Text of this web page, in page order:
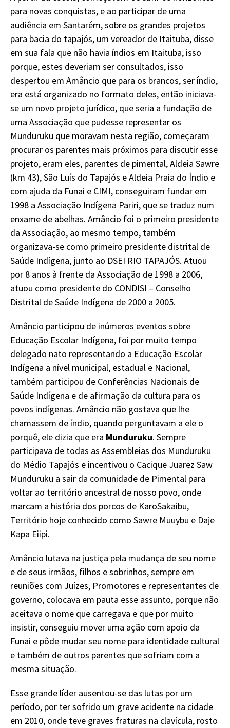
para novas conquistas, e ao participar de uma
audiência em Santarém, sobre os grandes projetos
para bacia do tapajós, um vereador de Itaituba, disse
em sua fala que não havia índios em Itaituba, isso
porque, estes deveriam ser consultados, isso
despertou em Amâncio que para os brancos, ser índio,
era está organizado no formato deles, então iniciava-
se um novo projeto jurídico, que seria a fundação de
uma Associação que pudesse representar os
Munduruku que moravam nesta região, começaram
procurar os parentes mais próximos para discutir esse
projeto, eram eles, parentes de pimental, Aldeia Sawre
(km 43), São Luís do Tapajós e Aldeia Praia do Índio e
com ajuda da Funai e CIMI, conseguiram fundar em
1998 a Associação Indígena Pariri, que se traduz num
enxame de abelhas. Amâncio foi o primeiro presidente
da Associação, ao mesmo tempo, também
organizava-se como primeiro presidente distrital de
Saúde Indígena, junto ao DSEI RIO TAPAJÓS. Atuou
por 8 anos à frente da Associação de 1998 a 2006,
atuou como presidente do CONDISI – Conselho
Distrital de Saúde Indígena de 2000 a 2005.
Amâncio participou de inúmeros eventos sobre
Educação Escolar Indígena, foi por muito tempo
delegado nato representando a Educação Escolar
Indígena a nível municipal, estadual e Nacional,
também participou de Conferências Nacionais de
Saúde Indígena e de afirmação da cultura para os
povos indígenas. Amâncio não gostava que lhe
chamassem de índio, quando perguntavam a ele o
porquê, ele dizia que era Munduruku. Sempre
participava de todas as Assembleias dos Munduruku
do Médio Tapajós e incentivou o Cacique Juarez Saw
Munduruku a sair da comunidade de Pimental para
voltar ao território ancestral de nosso povo, onde
marcam a história dos porcos de KaroSakaibu,
Território hoje conhecido como Sawre Muuybu e Daje
Kapa Eiipi.
Amâncio lutava na justiça pela mudança de seu nome
e de seus irmãos, filhos e sobrinhos, sempre em
reuniões com Juízes, Promotores e representantes de
governo, colocava em pauta esse assunto, porque não
aceitava o nome que carregava e que por muito
insistir, conseguiu mover uma ação com apoio da
Funai e pôde mudar seu nome para identidade cultural
e também de outros parentes que sofriam com a
mesma situação.
Esse grande líder ausentou-se das lutas por um
período, por ter sofrido um grave acidente na cidade
em 2010, onde teve graves fraturas na clavícula, rosto